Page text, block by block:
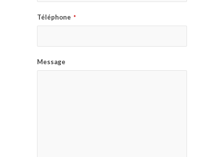
Téléphone *
Message